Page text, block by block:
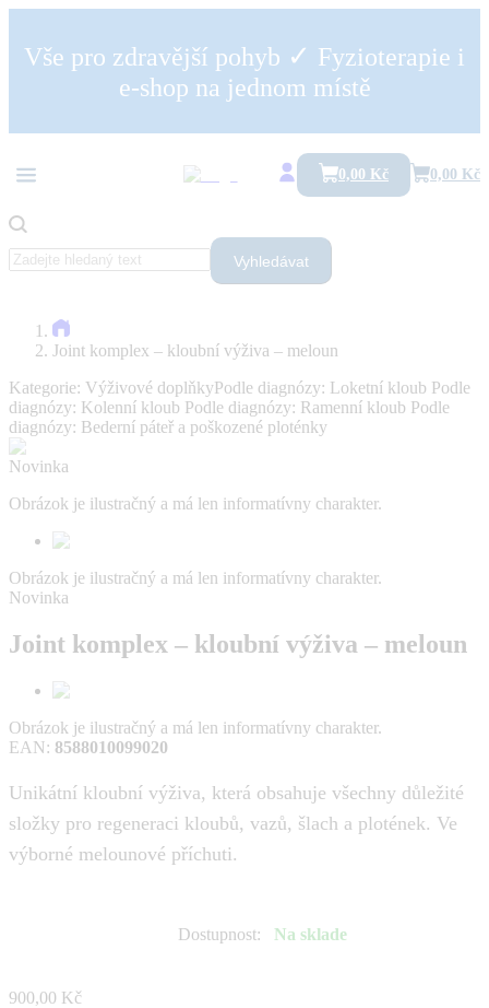
Vše pro zdravější pohyb ✓ Fyzioterapie i
e-shop na jednom místě
Vyhledávat
0,00 Kč 0,00 Kč
Joint komplex – kloubní výživa – meloun
Kategorie: Výživové doplňkyPodle diagnózy: Loketní kloub Podle
diagnózy: Kolenní kloub Podle diagnózy: Ramenní kloub Podle
diagnózy: Bederní páteř a poškozené ploténky
Novinka
Obrázok je ilustračný a má len informatívny charakter.
Obrázok je ilustračný a má len informatívny charakter.
Novinka
Joint komplex – kloubní výživa – meloun
Obrázok je ilustračný a má len informatívny charakter.
EAN: 8588010099020
Unikátní kloubní výživa, která obsahuje všechny důležité
složky pro regeneraci kloubů, vazů, šlach a plotének. Ve
výborné melounové příchuti.
Dostupnost: Na sklade
900,00 Kč